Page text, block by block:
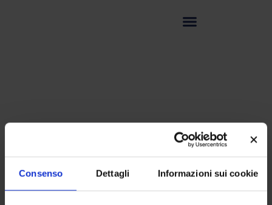
Consenso Dettagli Informazioni sui cookie
TERRENI DI COLTURA DISIDRATATI E
SUPPLEMENTI SELETTIVI